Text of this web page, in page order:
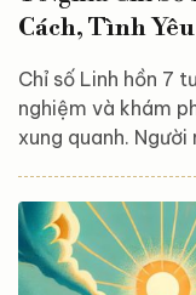
Cách, Tình
Chỉ số Linh hồn 7
nghiệm và khám
xung quanh.
nghĩa chi tiết đặc
như góc nhìn về
theo dõi bài viết